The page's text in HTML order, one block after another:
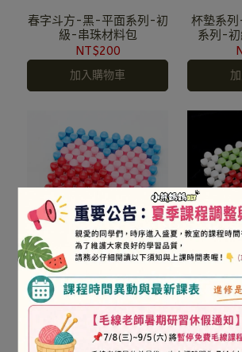
春字斗方-黑-平面系列-初
級-串珠材料包
NT$200
加入購物車
杯墊系
系列-
杯墊系列-心心相印-平面
系列-初級-串珠材料包
NT$180
加入購物車
杯墊系
列-初